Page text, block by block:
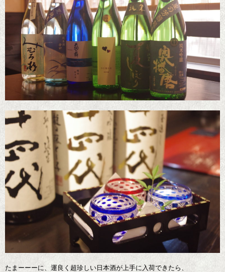
たまーーーに、運良く超珍しい日本酒が上手に入荷できたら、